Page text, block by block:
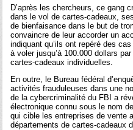
D’après les chercheurs, ce gang
dans le vol de cartes-cadeaux,
de bienfaisance dans le but de
convaincre de leur accorder un
indiquant qu’ils ont repéré des
à voler jusqu’à 100.000 dollars
cartes-cadeaux individuelles.
En outre, le Bureau fédéral
activités frauduleuses dans une
de la cybercriminalité du FBI a
électronique connu sous le nom
qui cible les entreprises de vente
départements de cartes-cadeaux